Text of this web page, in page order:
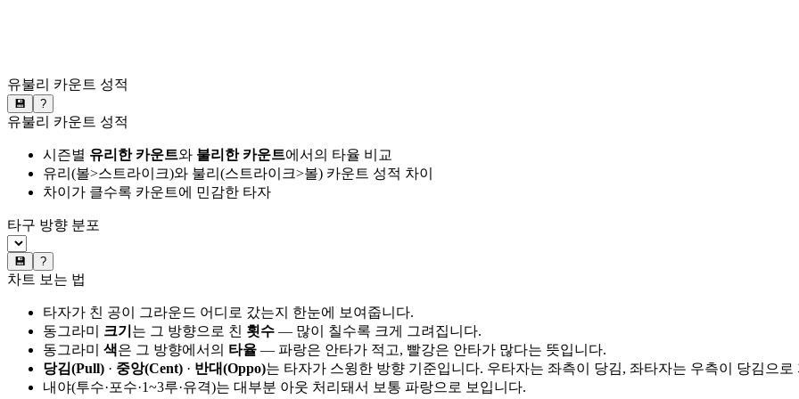
유불리 카운트 성적
💾 ?
유불리 카운트 성적
시즌별 유리한 카운트와 불리한 카운트에서의 타율 비교
유리(볼>스트라이크)와 불리(스트라이크>볼) 카운트 성적 차이
차이가 클수록 카운트에 민감한 타자
타구 방향 분포
💾 ?
차트 보는 법
타자가 친 공이 그라운드 어디로 갔는지 한눈에 보여줍니다.
동그라미 크기 는 그 방향으로 친 횟수 — 많이 칠수록 크게 그려집니다.
동그라미 색은 그 방향에서의 타율 — 파랑은 안타가 적고, 빨강은 안타가 많다는 뜻입니다.
당김(Pull) · 중앙(Cent) · 반대(Oppo)는 타자가 스윙한 방향 기준입니다. 우타자는 좌측이 당김, 좌타자는 우측이 당김으로
내야(투수·포수·1~3루·유격)는 대부분 아웃 처리돼서 보통 파랑으로 보입니다.